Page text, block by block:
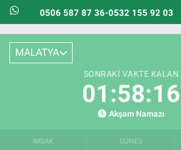
0506 587 87 36-0532 155 92 03
MALATYA
SONRAKI VAKTE KALAN
01:58:14
Akşam Namazı
İMSAK GÜNEŞ